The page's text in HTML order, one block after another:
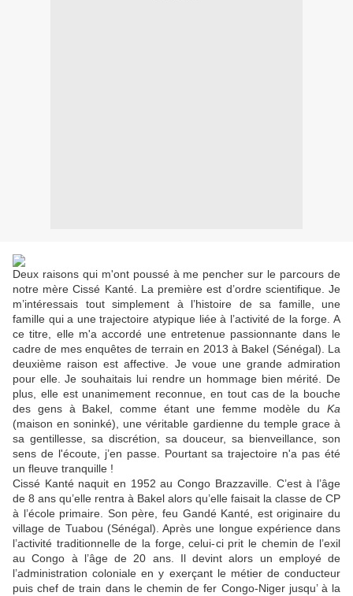
Deux raisons qui m'ont poussé à me pencher sur le parcours de
notre mère Cissé Kanté. La première est d’ordre scientifique. Je
m’intéressais tout simplement à l’histoire de sa famille, une
famille qui a une trajectoire atypique liée à l’activité de la forge. A
ce titre, elle m'a accordé une entretenue passionnante dans le
cadre de mes enquêtes de terrain en 2013 à Bakel (Sénégal). La
deuxième raison est affective. Je voue une grande admiration
pour elle. Je souhaitais lui rendre un hommage bien mérité. De
plus, elle est unanimement reconnue, en tout cas de la bouche
des gens à Bakel, comme étant une femme modèle du Ka
(maison en soninké), une véritable gardienne du temple grace à
sa gentillesse, sa discrétion, sa douceur, sa bienveillance, son
sens de l'écoute, j’en passe. Pourtant sa trajectoire n'a pas été
un fleuve tranquille !
Cissé Kanté naquit en 1952 au Congo Brazzaville. C’est à l’âge
de 8 ans qu’elle rentra à Bakel alors qu’elle faisait la classe de CP
à l’école primaire. Son père, feu Gandé Kanté, est originaire du
village de Tuabou (Sénégal). Après une longue expérience dans
l’activité traditionnelle de la forge, celui-ci prit le chemin de l’exil
au Congo à l’âge de 20 ans. Il devint alors un employé de
l’administration coloniale en y exerçant le métier de conducteur
puis chef de train dans le chemin de fer Congo-Niger jusqu’ à la